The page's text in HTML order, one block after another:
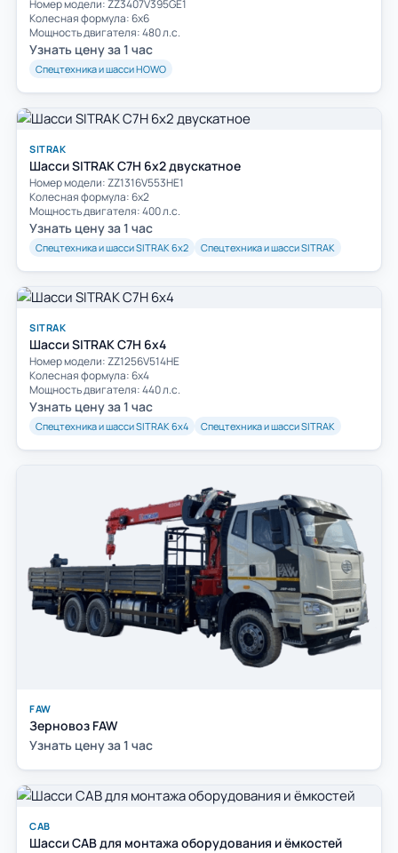
Номер модели: ZZ3407V395GE1
Колесная формула: 6х6
Мощность двигателя: 480 л.с.
Узнать цену за 1 час
Спецтехника и шасси HOWO
SITRAK
Шасси SITRAK C7H 6x2 двускатное
Номер модели: ZZ1316V553HE1
Колесная формула: 6x2
Мощность двигателя: 400 л.с.
Узнать цену за 1 час
Спецтехника и шасси SITRAK 6х2 Спецтехника и шасси SITRAK
SITRAK
Шасси SITRAK C7H 6x4
Номер модели: ZZ1256V514HE
Колесная формула: 6x4
Мощность двигателя: 440 л.с.
Узнать цену за 1 час
Спецтехника и шасси SITRAK 6х4 Спецтехника и шасси SITRAK
FAW
Зерновоз FAW
Узнать цену за 1 час
САВ
Шасси САВ для монтажа оборудования и ёмкостей